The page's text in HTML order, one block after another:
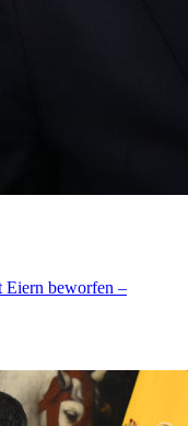
Eiern beworfen –